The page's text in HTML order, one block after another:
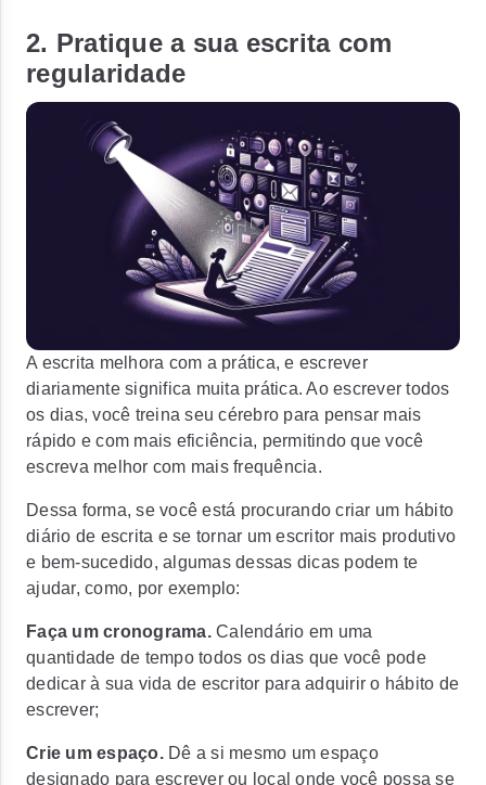
2. Pratique a sua escrita com
regularidade
A escrita melhora com a prática, e escrever
diariamente significa muita prática. Ao escrever todos
os dias, você treina seu cérebro para pensar mais
rápido e com mais eficiência, permitindo que você
escreva melhor com mais frequência.
Dessa forma, se você está procurando criar um hábito
diário de escrita e se tornar um escritor mais produtivo
e bem-sucedido, algumas dessas dicas podem te
ajudar, como, por exemplo:
Faça um cronograma.Calendário em uma
quantidade de tempo todos os dias que você pode
dedicar à sua vida de escritor para adquirir o hábito de
escrever;
Crie um espaço.Dê a si mesmo um espaço
designado para escrever ou local onde você possa se